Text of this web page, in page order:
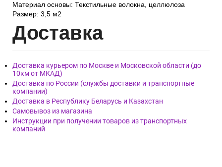
Материал основы: Текстильные волокна, целлюлоза
Размер: 3,5 м2
Доставка
Доставка курьером по Москве и Московской области (до
10км от МКАД)
Доставка по России (службы доставки и транспортные
компании)
Доставка в Республику Беларусь и Казахстан
Самовывоз из магазина
Инструкции при получении товаров из транспортных
компаний